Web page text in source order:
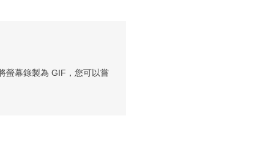
螢幕錄製為 GIF，您可以嘗